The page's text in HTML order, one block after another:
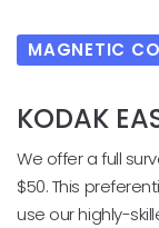
MAGNETIC
KODAK
We offer a full
$50. This
use our highly-